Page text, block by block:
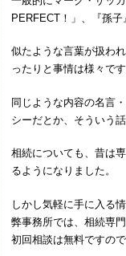
PERFECT！」、『孫
似たような言葉が扱わ
ったりと事情は様々で
同じような内容の名言
シーだとか、そういう
相続についても、昔は
るようになりました。
しかし気軽に手に入る
弊事務所では、相続専
初回相談は無料ですの